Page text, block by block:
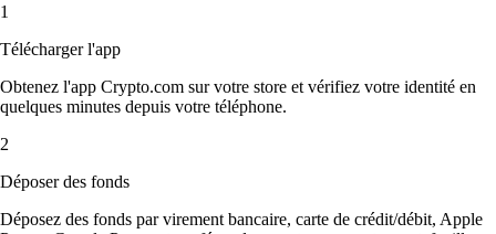
1
Télécharger l'app
Obtenez l'app Crypto.com sur votre store et vérifiez votre identité en
quelques minutes depuis votre téléphone.
2
Déposer des fonds
Déposez des fonds par virement bancaire, carte de crédit/débit, Apple